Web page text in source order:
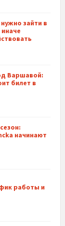
зайти в
Варшавой:
билет в
начинают
работы и